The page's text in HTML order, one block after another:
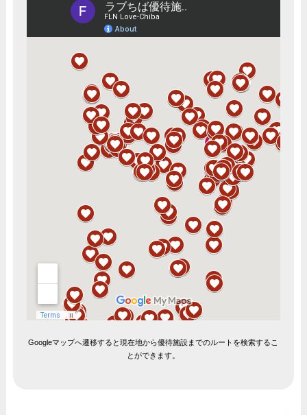
Googleマップへ遷移すると現在地から優待施設までのルートを検索するこ
とができます。